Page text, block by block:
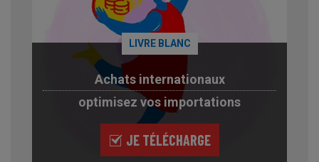
LIVRE BLANC
Achats internationaux
optimisez vos importations
JE TÉLÉCHARGE